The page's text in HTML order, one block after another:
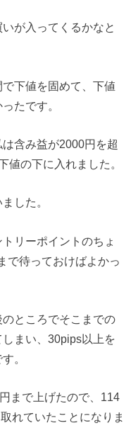
が入ってくるかなと
下値を固めて、下値
たです。
含み益が2000円を超
値の下に入れました。
した。
リーポイントのちょ
で待っておけばよかっ
ところでそこまでの
まい、30pips以上を
。
まで上げたので、114
れていたことになりま